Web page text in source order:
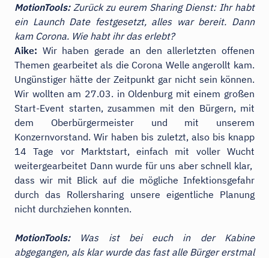
MotionTools: Zurück zu eurem Sharing Dienst: Ihr habt
ein Launch Date festgesetzt, alles war bereit. Dann
kam Corona. Wie habt ihr das erlebt?
Aike: Wir haben gerade an den allerletzten offenen
Themen gearbeitet als die Corona Welle angerollt kam.
Ungünstiger hätte der Zeitpunkt gar nicht sein können.
Wir wollten am 27.03. in Oldenburg mit einem großen
Start-Event starten, zusammen mit den Bürgern, mit
dem Oberbürgermeister und mit unserem
Konzernvorstand. Wir haben bis zuletzt, also bis knapp
14 Tage vor Marktstart, einfach mit voller Wucht
weitergearbeitet Dann wurde für uns aber schnell klar,
dass wir mit Blick auf die mögliche Infektionsgefahr
durch das Rollersharing unsere eigentliche Planung
nicht durchziehen konnten.
MotionTools:
Was ist bei euch in der Kabine
abgegangen, als klar wurde das fast alle Bürger erstmal